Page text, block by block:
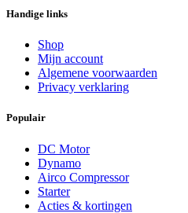
Handige links
Shop
Mijn account
Algemene voorwaarden
Privacy verklaring
Populair
DC Motor
Dynamo
Airco Compressor
Starter
Acties & kortingen